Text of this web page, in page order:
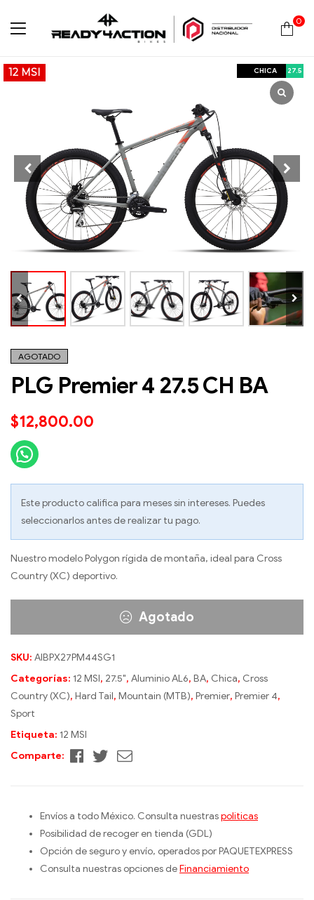
Ready4Action
0
12 MSI CHICA 27.5
AGOTADO
PLG Premier 4 27.5 CH BA
$12,800.00
Este producto califica para meses sin intereses. Puedes
seleccionarlos antes de realizar tu pago.
Nuestro modelo Polygon rígida de montaña, ideal para Cross
Country (XC) deportivo.
Agotado
SKU: AIBPX27PM44SG1
Categorías: 12 MSI, 27.5", Aluminio AL6, BA, Chica, Cross
Country (XC), Hard Tail, Mountain (MTB), Premier, Premier 4,
Sport
Etiqueta: 12 MSI
Comparte:
Facebook
TwitterCorreo
Envíos a todo México. Consulta nuestraspoliticas
Posibilidad de recoger en tienda (GDL)
Opción de seguro y envío, operados por PAQUETEXPRESS
Consulta nuestras opciones deFinanciamiento